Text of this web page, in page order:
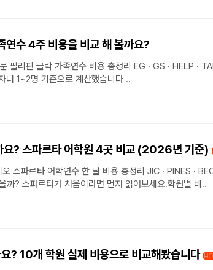
연수 4주 비용을 비교 해 볼까요?
4
개 학원 실제 학비 기준 부모 1명 + 초등학생 자녀 1~2명 기준으로 계산했습니다 ..
요? 스파르타 어학원 4곳 비교 (2026년 기준)
비 기준 4주면 효과 있을까? 스파르타가 처음이라면 먼저 읽어보세요.학원별 비..
? 10개 학원 실제 비용으로 비교해봤습니다